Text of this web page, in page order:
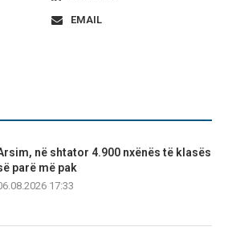
EMAIL
në shtator 4.900 nxënës të klasës
parë më pak
17:33